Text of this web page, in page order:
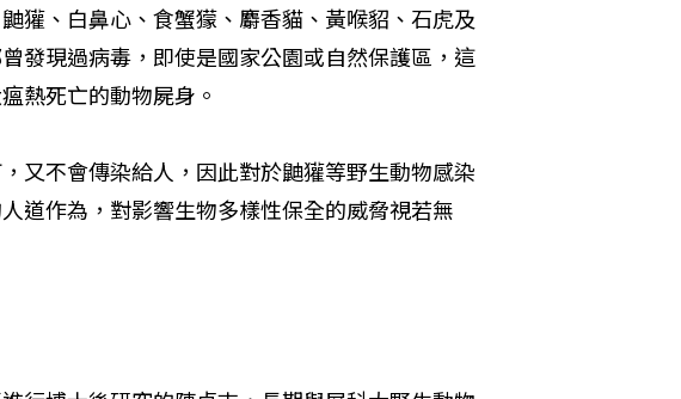
獾、白鼻心、食蟹獴、麝香貓、黃喉貂、石虎及
發現過病毒，即使是國家公園或自然保護區，這
熱死亡的動物屍身。
又不會傳染給人，因此對於鼬獾等野生動物感染
道作為，對影響生物多樣性保全的威脅視若無